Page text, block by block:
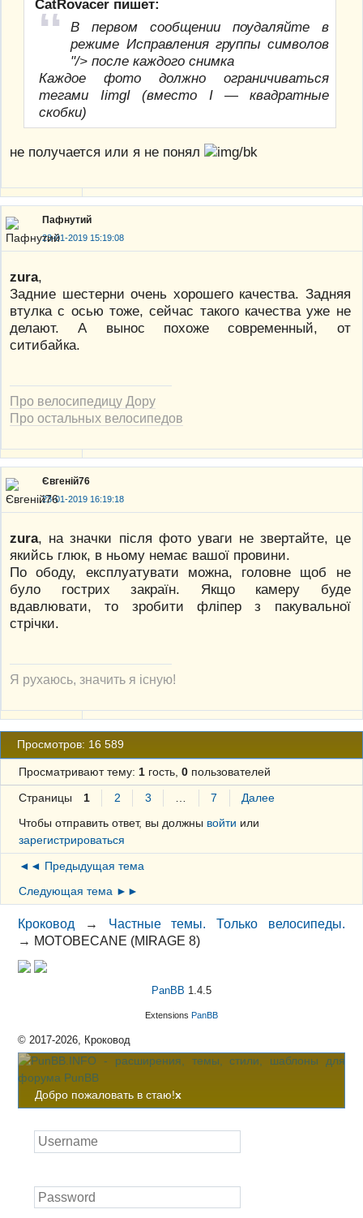
CatRovacer пишет:
В первом сообщении поудаляйте в
режиме Исправления группы символов
"/> после каждого снимка
Каждое фото должно ограничиваться
тегами IimgI (вместо I — квадратные
скобки)
не получается или я не понял
Пафнутий
23-01-2019 15:19:08
zura,
Задние шестерни очень хорошего качества. Задняя
втулка с осью тоже, сейчас такого качества уже не
делают. А вынос похоже современный, от
ситибайка.
Про велосипедицу Дору
Про остальных велосипедов
Євгеній76
23-01-2019 16:19:18
zura, на значки після фото уваги не звертайте, це
якийсь глюк, в ньому немає вашої провини.
По ободу, експлуатувати можна, головне щоб не
було гострих закраїн. Якщо камеру буде
вдавлювати, то зробити фліпер з пакувальної
стрічки.
Я рухаюсь, значить я існую!
Просмотров: 16 589
Просматривают тему: 1гость, 0пользователей
Страницы 1 2 3 7
Далее
Чтобы отправить ответ, вы должны войти или
зарегистрироваться
◄◄ Предыдущая тема
Следующая тема ►►
Кроковод → Частные темы. Только велосипеды.
→ MOTOBECANE (MIRAGE 8)
PanBB 1.4.5
Extensions PanBB
© 2017-2026, Кроковод
Добро пожаловать в стаю!x